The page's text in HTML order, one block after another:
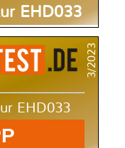
EHD033
3/2023
EHD033